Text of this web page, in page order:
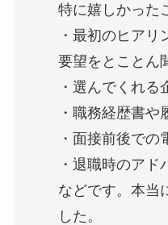
特に嬉しかった
・最初のヒアリ
要望をとことん
・選んでくれる
・職務経歴書や
・面接前後での
・退職時のアド
などです。本当
した。